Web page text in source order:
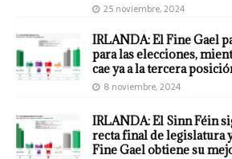
25 noviembre, 2024
IRLANDA: El Fine Gael
para las elecciones,
cae ya a la tercera
8 noviembre, 2024
IRLANDA: El Sinn Féin
recta final de legislatura
Fine Gael obtiene su